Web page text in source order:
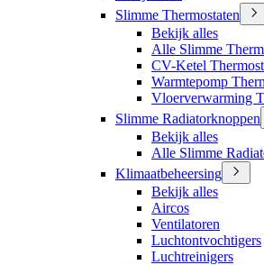
Slimme Thermostaten
Bekijk alles
Alle Slimme
CV-Ketel
Warmtepomp
Vloerverwarming
Slimme Radiatorknoppen
Bekijk alles
Alle Slimme
Klimaatbeheersing
Bekijk alles
Aircos
Ventilatoren
Luchtontvochtigers
Luchtreinigers